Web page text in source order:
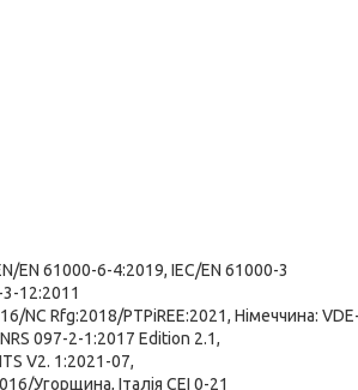
EN 61000-6-4:2019, IEC/EN 61000-3
12:2011
NC Rfg:2018/PTPiREE:2021, Німеччина:
097-2-1:2017 Edition 2.1,
V2. 1:2021-07,
Угорщина, Італія CEI 0-21